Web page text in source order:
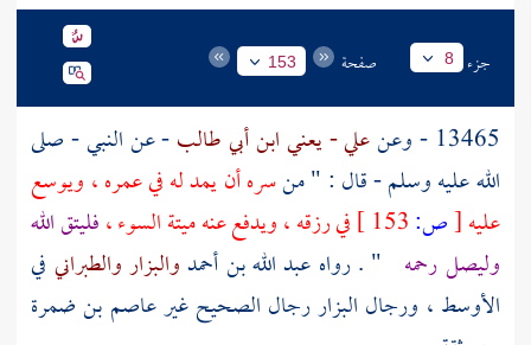
جزء 8 صفحة 153
13465 - وعن علي - يعني ابن أبي طالب- عن النبي - صلى
الله عليه وسلم - قال : " منسره أن يمد له في عمره ، ويوسع
عليه[ص: في رزقه ، ويدفع عنه ميتة السوء ،فليتق الله
وليصل رحمه " . رواه عبد الله بن أحمدوالبزاروالطبراني في
الأوسط ، ورجال البزاررجال الصحيح غيرعاصم بن ضمرة